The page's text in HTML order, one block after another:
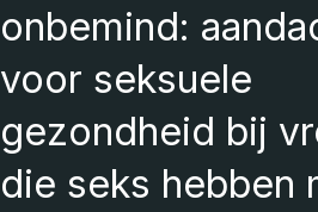
onbemind:
voor seksuele
gezondheid bij
die seks hebben